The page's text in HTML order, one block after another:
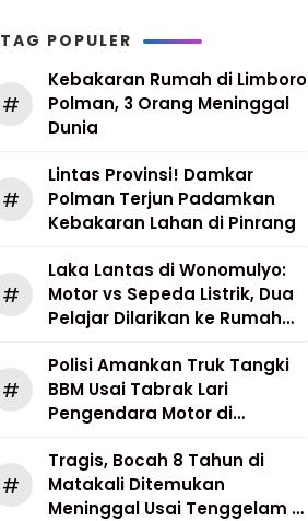
TAG POPULER
#
Kebakaran Rumah di Limboro
Polman, 3 Orang Meninggal
Dunia
#
Lintas Provinsi! Damkar
Polman Terjun Padamkan
Kebakaran Lahan di Pinrang
#
Laka Lantas di Wonomulyo:
Motor vs Sepeda Listrik, Dua
Pelajar Dilarikan ke Rumah
#
Polisi Amankan Truk Tangki
BBM Usai Tabrak Lari
Pengendara Motor di
#
Tragis, Bocah 8 Tahun di
Matakali Ditemukan
Meninggal Usai Tenggelam di